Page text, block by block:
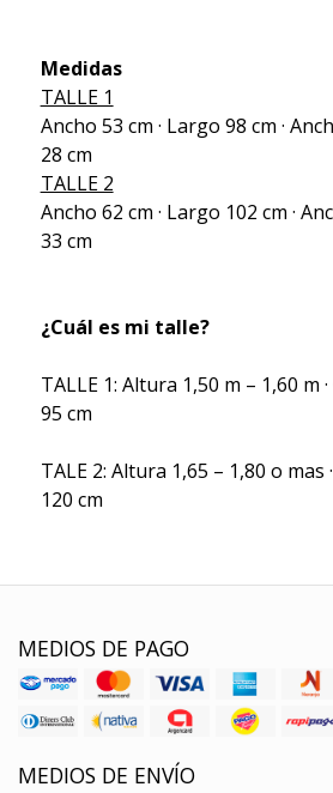
Medidas
TALLE 1
Ancho 53 cm · Largo 98 cm ·
28 cm
TALLE 2
Ancho 62 cm · Largo 102 cm ·
33 cm
¿Cuál es mi talle?
TALLE 1: Altura 1,50 m – 1,60 m
95 cm
TALE 2: Altura 1,65 – 1,80 o mas
120 cm
MEDIOS DE PAGO
MEDIOS DE ENVÍO